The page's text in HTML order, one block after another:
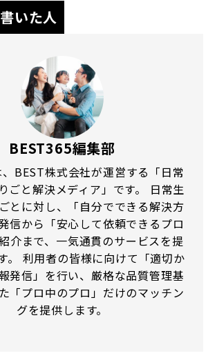
いた人
BEST365編集部
BEST株式会社が運営する「日常
ごと解決メディア」です。 日常生
とに対し、「自分でできる解決方
信から「安心して依頼できるプロ
介まで、一気通貫のサービスを提
。 利用者の皆様に向けて「適切か
発信」を行い、厳格な品質管理基
「プロ中のプロ」だけのマッチン
グを提供します。